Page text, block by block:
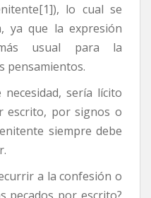
lo cual se
ya que la expresión
usual para la
pensamientos.
sería lícito
escrito, por signos o
siempre debe
a la confesión o